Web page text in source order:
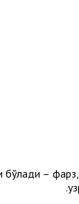
бўлади –